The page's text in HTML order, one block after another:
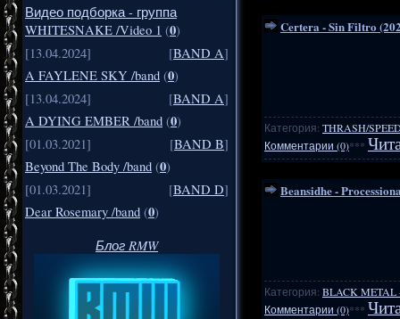
Видео подборка - группа
WHITESNAKE /Video 1 (0)
[13.04.2024]
[BAND A]
A FAYLENE SKY /band (0)
[13.04.2024]
[BAND A]
A DYING EMBER /band (0)
[01.03.2021]
[BAND B]
Beyond The Body /band (0)
[01.03.2021]
[BAND D]
Dear Rosemary /band (0)
Блог RMW
Certera - Sin Filtro
Категория: THRASH/
Комментарии (0)***
Beansidhe -
Категория: BLACK METAL
Комментарии (0)***